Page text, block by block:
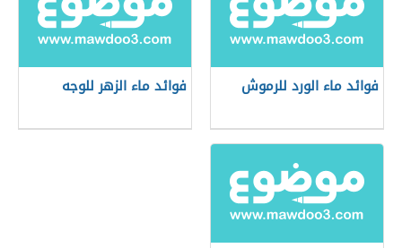
فوائد ماء الورد للرموش فوائد ماء الزهر للوجه